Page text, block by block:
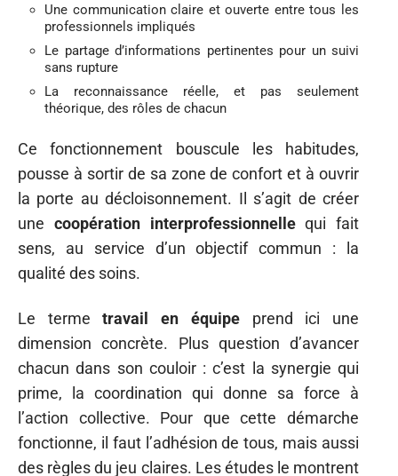
Une communication claire et ouverte entre tous les
professionnels impliqués
Le partage d’informations pertinentes pour un suivi
sans rupture
La reconnaissance réelle, et pas seulement
théorique, des rôles de chacun
Ce fonctionnement bouscule les habitudes,
pousse à sortir de sa zone de confort et à ouvrir
la porte au décloisonnement. Il s’agit de créer
une coopération interprofessionnellequi fait
sens, au service d’un objectif commun : la
qualité des soins.
Le termetravail en équipeprend ici une
dimension concrète. Plus question d’avancer
chacun dans son couloir : c’est la synergie qui
prime, la coordination qui donne sa force à
l’action collective. Pour que cette démarche
fonctionne, il faut l’adhésion de tous, mais aussi
des règles du jeu claires. Les études le montrent